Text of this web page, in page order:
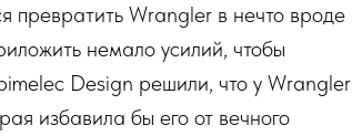
превратить Wrangler в нечто вроде
немало усилий, чтобы
Design решили, что у Wrangler
избавила бы его от вечного